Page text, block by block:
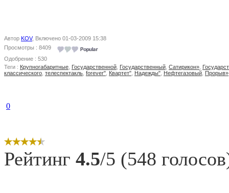
Автор KOV, Включено 01-03-2009 15:38
Просмотры : 8409
Одобрение : 530
Теги : Крупногабаритные Государственной Государственный Сатирикон»
классического телеспектакль forever" Квартет" Надежды" Нефтегазовый Прорыв»
0
Рейтинг 4.5/5 (548